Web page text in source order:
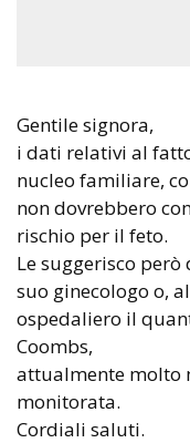
Gentile signora,
i dati relativi al
nucleo familiare,
non dovrebbero
rischio per il feto.
Le suggerisco
suo ginecologo o,
ospedaliero il
Coombs,
attualmente molto
monitorata.
Cordiali saluti.